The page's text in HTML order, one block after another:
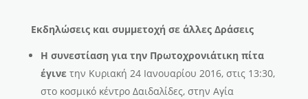
Εκδηλώσεις και συμμετοχή σε άλλες Δράσεις
Η συνεστίαση για την Πρωτοχρονιάτικη πίτα
έγινε την Κυριακή 24 Ιανουαρίου 2016, στις 13:30,
στο κοσμικό κέντρο Δαιδαλίδες, στην Αγία